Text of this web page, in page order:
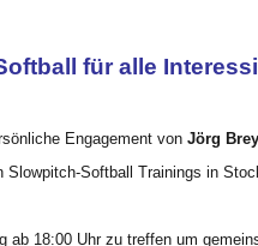
für alle
Engagement von Jörg
Slowpitch-Softball Trainings in
ab 18:00 Uhr zu treffen um